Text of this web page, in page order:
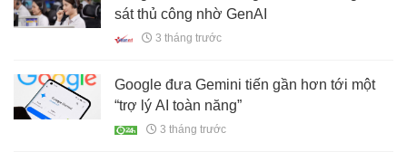
sát thủ công nhờ GenAI
3 tháng trước
Google đưa Gemini tiến gần hơn tới một
“trợ lý AI toàn năng”
3 tháng trước